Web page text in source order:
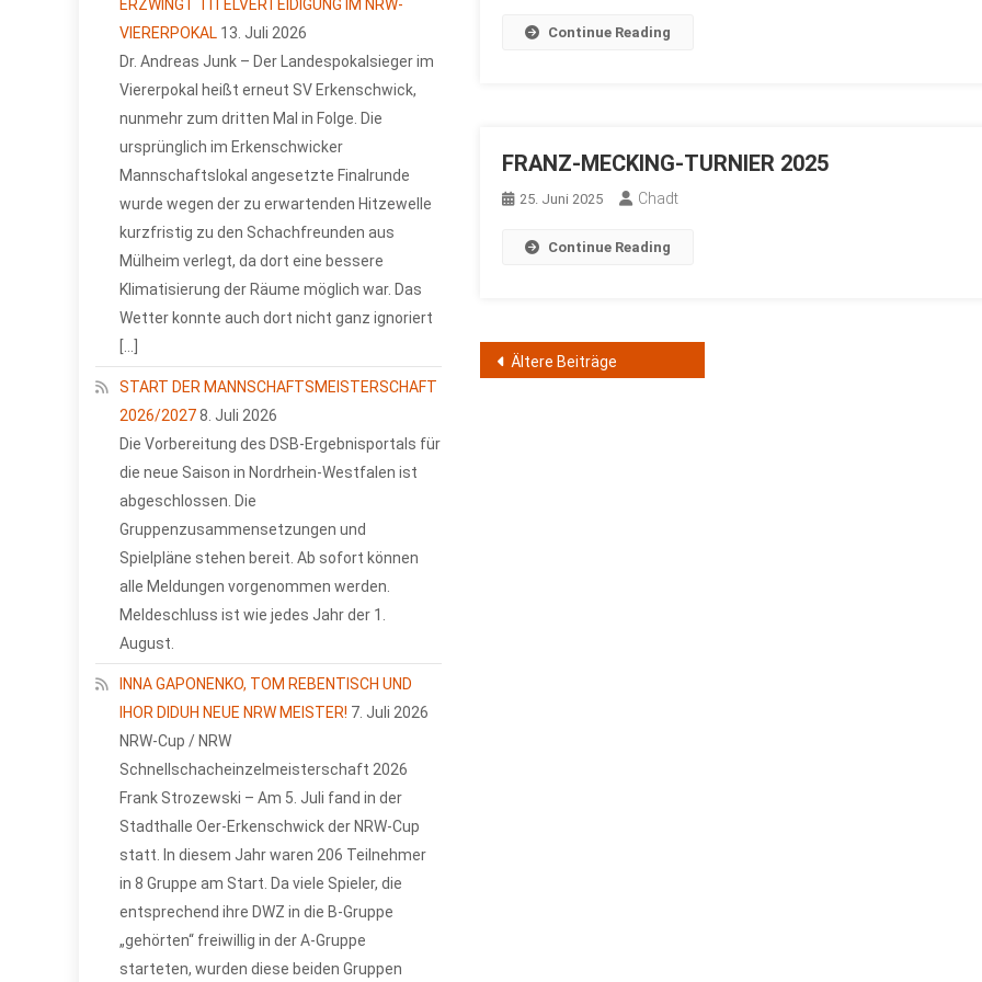
Continue Reading
FRANZ-MECKING-TURNIER 2025
25. Juni 2025 Chadt
Continue Reading
Beitragsnavigation
Ältere Beiträge
ERZWINGT TITELVERTEIDIGUNG IM NRW-
VIERERPOKAL 13. Juli 2026
Dr. Andreas Junk – Der Landespokalsieger im
Viererpokal heißt erneut SV Erkenschwick,
nunmehr zum dritten Mal in Folge. Die
ursprünglich im Erkenschwicker
Mannschaftslokal angesetzte Finalrunde
wurde wegen der zu erwartenden Hitzewelle
kurzfristig zu den Schachfreunden aus
Mülheim verlegt, da dort eine bessere
Klimatisierung der Räume möglich war. Das
Wetter konnte auch dort nicht ganz ignoriert
[…]
START DER MANNSCHAFTSMEISTERSCHAFT
2026/20278. Juli 2026
Die Vorbereitung des DSB-Ergebnisportals für
die neue Saison in Nordrhein-Westfalen ist
abgeschlossen. Die
Gruppenzusammensetzungen und
Spielpläne stehen bereit. Ab sofort können
alle Meldungen vorgenommen werden.
Meldeschluss ist wie jedes Jahr der 1.
August.
INNA GAPONENKO, TOM REBENTISCH UND
IHOR DIDUH NEUE NRW MEISTER! 7. Juli 2026
NRW-Cup / NRW
Schnellschacheinzelmeisterschaft 2026
Frank Strozewski – Am 5. Juli fand in der
Stadthalle Oer-Erkenschwick der NRW-Cup
statt. In diesem Jahr waren 206 Teilnehmer
in 8 Gruppe am Start. Da viele Spieler, die
entsprechend ihre DWZ in die B-Gruppe
„gehörten“ freiwillig in der A-Gruppe
starteten, wurden diese beiden Gruppen